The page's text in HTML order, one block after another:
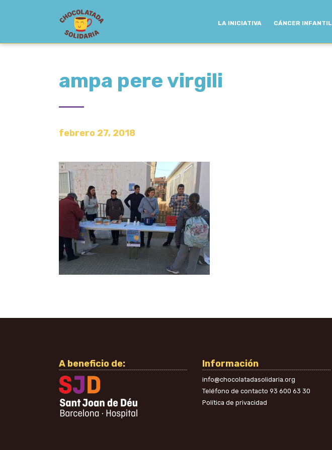
LA INICIATIVA CÁNCER INFANTIL
ampa pere virgili
febrero 27, 2018
A beneficio de: Información
info@chocolatadasolidaria.org
Teléfono de contacto 93 600 63 30
Política de privacidad